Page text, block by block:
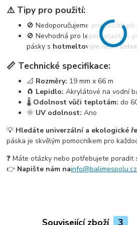
⚠️ Tipy pro použití:
🚫 Nedoporučujeme pro použití
🚫 Nevhodná pro lepení plastů –
pásky s hotmeltovým nebo
📏 Technické specifikace:
📐 Rozměry: 19 mm x 66 m
🧲 Lepidlo: Akrylátové na vodní
🌡️ Odolnost vůči teplotám: do
🌞 UV odolnost: Ano
💡 Hledáte univerzální a ekologické
páska je skvělým pomocníkem pro
❓ Máte otázky nebo potřebujete poradit
👉 Napište nám nainfo@balimespolu.cz
Související zboží 3